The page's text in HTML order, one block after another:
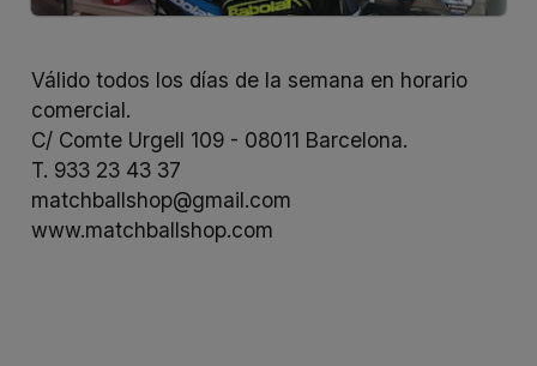
Válido todos los días de la semana en horario
comercial.
C/ Comte Urgell 109 - 08011 Barcelona.
T. 933 23 43 37
matchballshop@gmail.com
www.matchballshop.com